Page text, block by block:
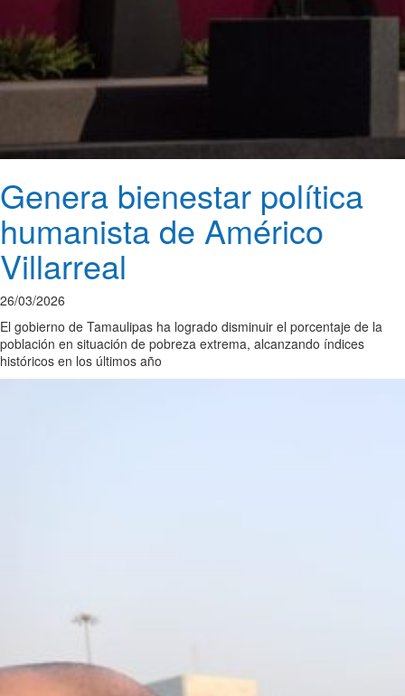
Genera bienestar política
humanista de Américo
Villarreal
26/03/2026
El gobierno de Tamaulipas ha logrado disminuir el porcentaje de la
población en situación de pobreza extrema, alcanzando índices
históricos en los últimos año